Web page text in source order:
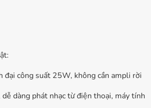
đại công suất 25W, không cần ampli rời
dàng phát nhạc từ điện thoại, máy tính